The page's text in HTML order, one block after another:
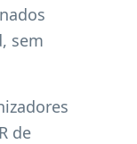
sem
de